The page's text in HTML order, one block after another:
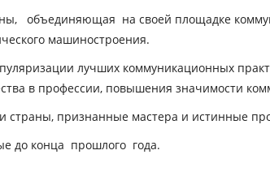
объединяющая на своей площадке
машиностроения.
лучших коммуникационных
в профессии, повышения значимости
признанные мастера и истинные
до конца прошлого года.